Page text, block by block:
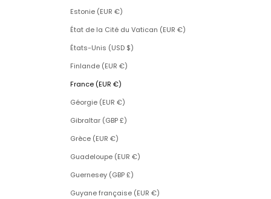
Estonie (EUR €)
État de la Cité du Vatican (EUR €)
États-Unis (USD $)
Finlande (EUR €)
France (EUR €)
Géorgie (EUR €)
Gibraltar (GBP £)
Grèce (EUR €)
Guadeloupe (EUR €)
Guernesey (GBP £)
Guyane française (EUR €)